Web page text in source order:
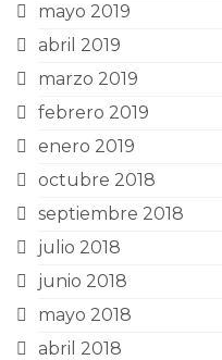
mayo 2019
abril 2019
marzo 2019
febrero 2019
enero 2019
octubre 2018
septiembre 2018
julio 2018
junio 2018
mayo 2018
abril 2018